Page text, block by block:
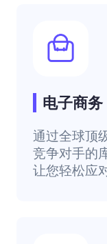
电子商务
通过全球顶
竞争对手的
让您轻松应